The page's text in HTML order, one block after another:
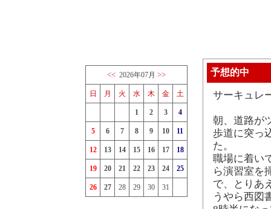
<< 2026年07月 >>
日 月 火 水 木 金 土
1 2 3 4
5 6 7 8 9 10 11
12 13 14 15 16 17 18
19 20 21 22 23 24 25
26 27 28 29 30 31
予想的中
サーキュレ
朝、道路が
歩道に突っ
た。
職場に着い
ら演習室を
で、とりあ
うやら西図